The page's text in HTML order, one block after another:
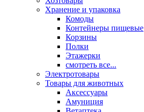
Хранение и упаковка
Комоды
Контейнеры пищевые
Корзины
Полки
Этажерки
смотреть все...
Электротовары
Товары для животных
Аксессуары
Амуниция